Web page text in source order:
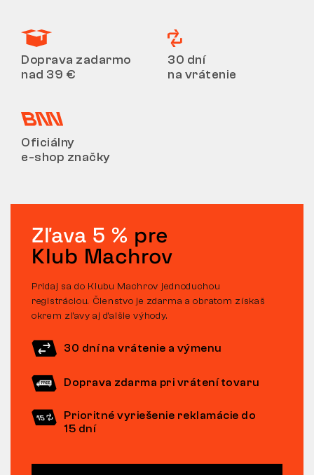
Doprava zadarmo
nad 39 €
30 dní
na vrátenie
Oficiálny
e-shop značky
Zľava 5 % pre
Klub Machrov
Pridaj sa do Klubu Machrov jednoduchou
registráciou. Členstvo je zdarma a obratom získaš
okrem zľavy aj ďalšie výhody.
30 dní na vrátenie a výmenu
Doprava zdarma pri vrátení tovaru
Prioritné vyriešenie reklamácie do
15 dní